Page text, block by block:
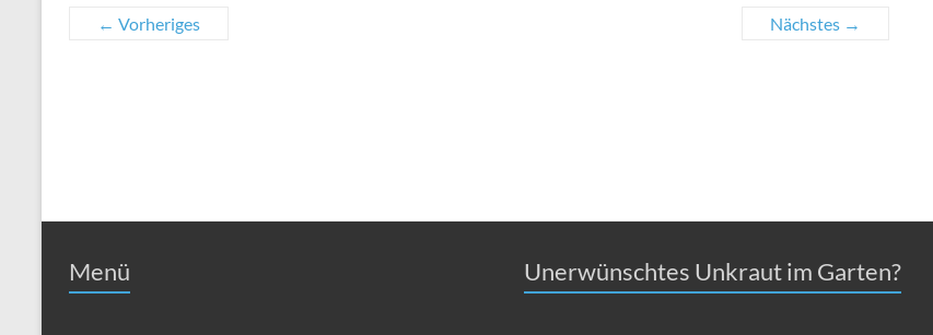
← Vorheriges Nächstes →
Menü Unerwünschtes Unkraut im Garten?